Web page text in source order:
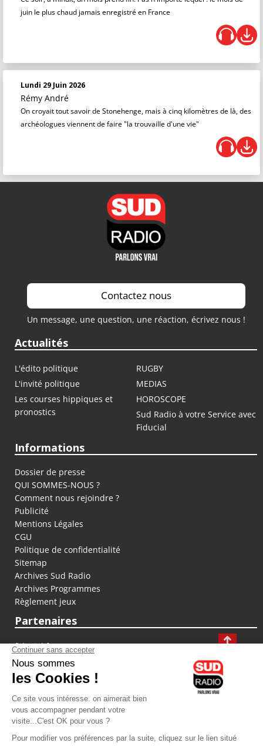
juin le plus chaud jamais enregistré en France
Lundi 29 Juin 2026
Rémy André
On croyait tout savoir de Stonehenge, mais à cinq kilomètres de là, des
archéologues viennent de faire "la trouvaille d'une vie"
Contactez nous
Un message, une question, une réaction, écrivez nous !
Actualités
L'édito politique
RUGBY
L'invité politique
MEDIAS
Les courses hippiques et
pronostics
HOROSCOPE
Sud Radio à votre Service avec
Fiducial
Informations
Dossier de presse
QUI SOMMES-NOUS ?
Comment nous rejoindre ?
Publicité
Mentions Légales
CGU
Politique de confidentialité
Sitemap
Archives Sud Radio
Archives Programmes
Règlement jeux
Partenaires
fiducial.fr
lyoncapitale.fr
olympique-et-lyonnais.com
L'application Iphone / Android
Téléchargez l'application